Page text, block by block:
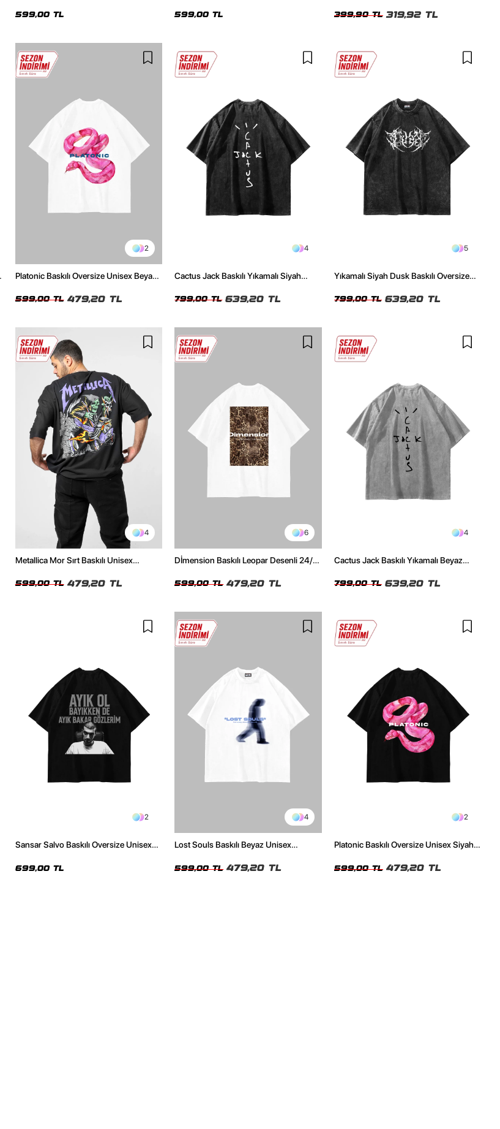
599,00 TL 599,00 TL 399,90 TL 319,92 TL
2
Platonic Baskılı Oversize Unisex Beyaz
599,00 TL 479,20 TL
4
Cactus Jack Baskılı Yıkamalı Siyah
799,00 TL 639,20 TL
5
Yıkamalı Siyah Dusk Baskılı Oversize
799,00 TL 639,20 TL
4
Metallica Mor Sırt Baskılı Unisex
599,00 TL 479,20 TL
6
Dİmension Baskılı Leopar Desenli 24/1
599,00 TL 479,20 TL
4
Cactus Jack Baskılı Yıkamalı Beyaz
799,00 TL 639,20 TL
2
Sansar Salvo Baskılı Oversize Unisex
699,00 TL
4
Lost Souls Baskılı Beyaz Unisex
599,00 TL 479,20 TL
2
Platonic Baskılı Oversize Unisex Siyah
599,00 TL 479,20 TL